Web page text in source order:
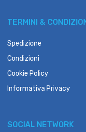
TERMINI &
Spedizione
Condizioni
Cookie Policy
Informativa Privacy
SOCIAL NETWORK